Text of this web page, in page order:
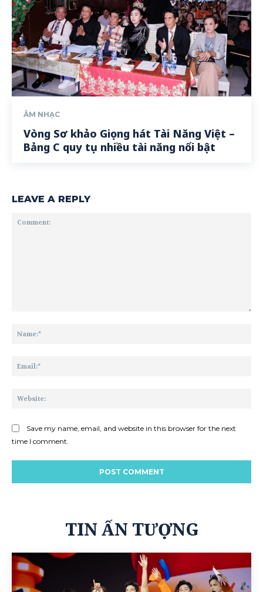
ÂM NHẠC
Vòng Sơ khảo Giọng hát Tài Năng Việt –
Bảng C quy tụ nhiều tài năng nổi bật
LEAVE A REPLY
Save my name, email, and website in this browser for the next
time I comment.
TIN ẤN TƯỢNG